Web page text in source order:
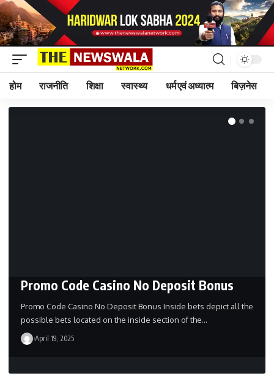
होम राजनीति शिक्षा स्वास्थ्य धर्म एवं अध्यात्म बिज़नेस
Promo Code Casino No Deposit Bonus
Promo Code Casino No Deposit Bonus Inside bets depict all the
possible bets located on the inside section of the…
April 19, 2025